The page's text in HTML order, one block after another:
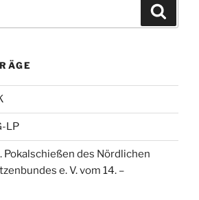
LP
Pokalschießen des Nördlichen
e. V. vom 14. –